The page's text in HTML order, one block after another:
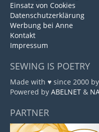
Einsatz von Cookies
Datenschutzerklärung
Werbung bei Anne
Kontakt
Impressum
SEWING IS POETRY
Made with ♥ since 2000 by
Powered by ABELNET &
PARTNER